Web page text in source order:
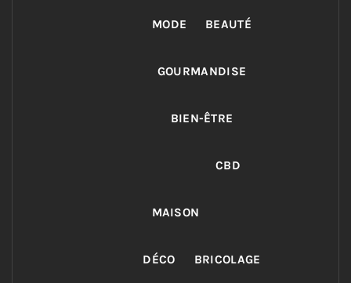
MODE BEAUTÉ
GOURMANDISE
BIEN-ÊTRE
CBD
MAISON
DÉCO BRICOLAGE